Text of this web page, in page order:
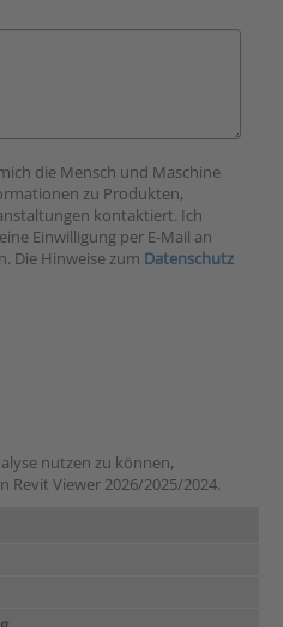
die Mensch und Maschine
zu Produkten,
kontaktiert. Ich
Einwilligung per E-Mail an
Die Hinweise zum Datenschutz
nutzen zu können,
Revit Viewer 2026/2025/2024.